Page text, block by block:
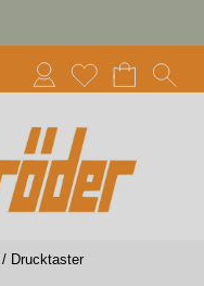
/ Drucktaster